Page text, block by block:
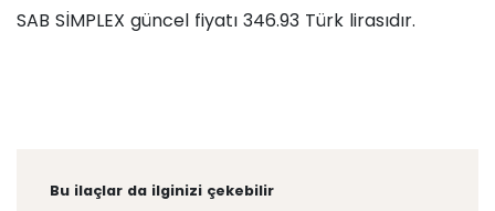
SAB SİMPLEX güncel fiyatı 346.93 Türk lirasıdır.
Bu ilaçlar da ilginizi çekebilir